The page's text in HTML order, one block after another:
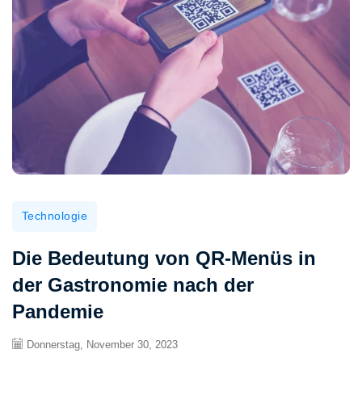
Technologie
Die Bedeutung von QR-Menüs in
der Gastronomie nach der
Pandemie
Donnerstag, November 30, 2023